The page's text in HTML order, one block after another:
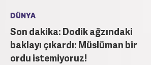
DÜNYA
Son dakika: Dodik ağzındaki
baklayı çıkardı: Müslüman bir
ordu istemiyoruz!